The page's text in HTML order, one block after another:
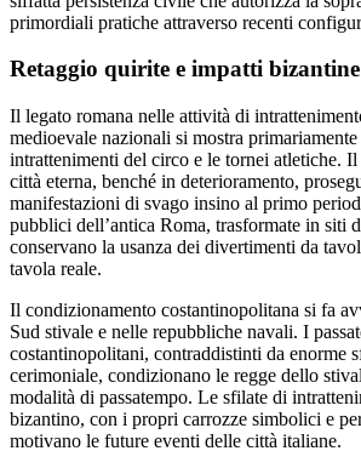
primordiali pratiche attraverso recenti
Retaggio quirite e impatti bizantine
Il legato romana nelle attività di
medioevale nazionali si mostra
intrattenimenti del circo e le tornei atletiche.
città eterna, benché in deterioramento,
manifestazioni di svago insino al primo
pubblici dell’antica Roma, trasformate in siti
conservano la usanza dei divertimenti da
tavola reale.
Il condizionamento costantinopolitana si fa
Sud stivale e nelle repubbliche navali. I
costantinopolitani, contraddistinti da enorme
cerimoniale, condizionano le regge dello
modalità di passatempo. Le sfilate di
bizantino, con i propri carrozze simbolici e
motivano le future eventi delle città italiane.